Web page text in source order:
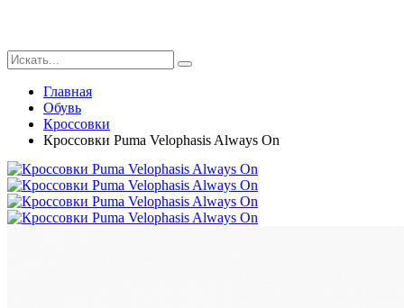
Главная
Обувь
Кроссовки
Кроссовки Puma Velophasis Always On